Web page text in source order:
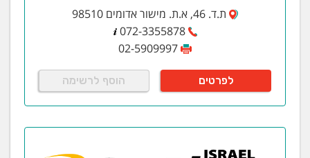
ת.ד. 46, א.ת. מישור אדומים 98510
072-3355878
02-5909997
לפרטים הוסף לרשימה